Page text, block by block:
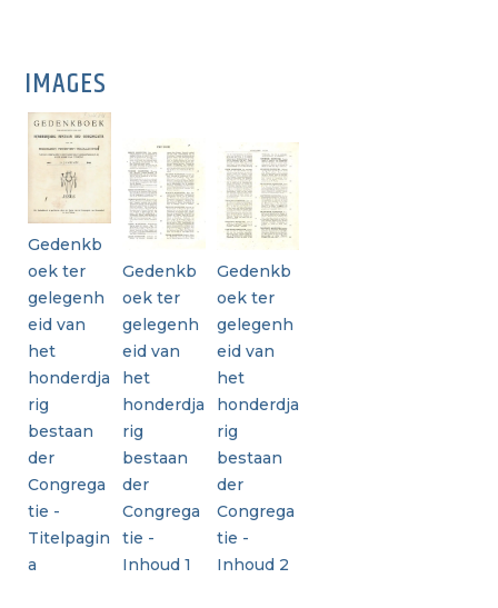
IMAGES
Gedenkb
oek ter
gelegenh
eid van
het
honderdja
rig
bestaan
der
Congrega
tie -
Titelpagin
a
Gedenkb
oek ter
gelegenh
eid van
het
honderdja
rig
bestaan
der
Congrega
tie -
Inhoud 1
Gedenkb
oek ter
gelegenh
eid van
het
honderdja
rig
bestaan
der
Congrega
tie -
Inhoud 2